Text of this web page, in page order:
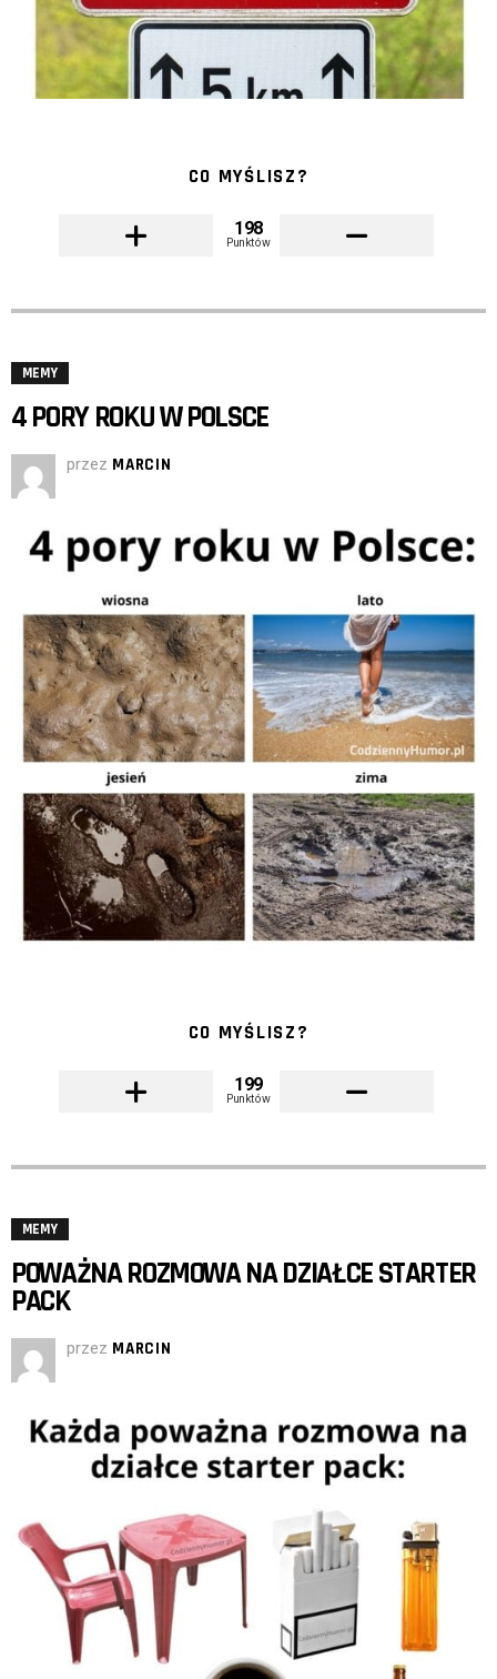
CO MYŚLISZ?
198
Punktów
MEMY
4 PORY ROKU W POLSCE
przez MARCIN
CO MYŚLISZ?
199
Punktów
MEMY
POWAŻNA ROZMOWA NA DZIAŁCE STARTER
PACK
przez MARCIN